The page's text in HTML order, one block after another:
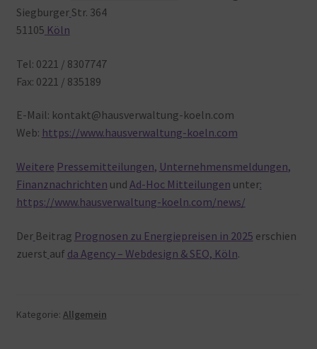
Siegburger Str. 364
51105 Köln
Tel: 0221 / 8307747
Fax: 0221 / 835189
E-Mail: kontakt@hausverwaltung-koeln.com
Web: https://www.hausverwaltung-koeln.com
Weitere Pressemitteilungen, Unternehmensmeldungen,
Finanznachrichten und Ad-Hoc Mitteilungen unter:
https://www.hausverwaltung-koeln.com/news/
Der Beitrag Prognosen zu Energiepreisen in 2025 erschien
zuerst auf da Agency – Webdesign & SEO, Köln.
Kategorie: Allgemein